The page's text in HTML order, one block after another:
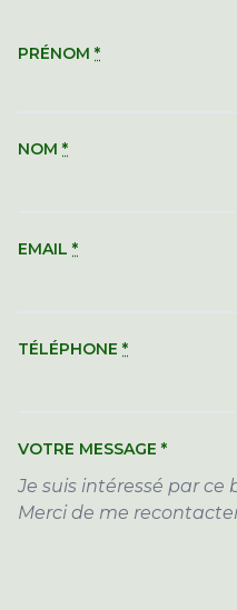
PRÉNOM *
NOM *
EMAIL *
TÉLÉPHONE *
VOTRE MESSAGE *